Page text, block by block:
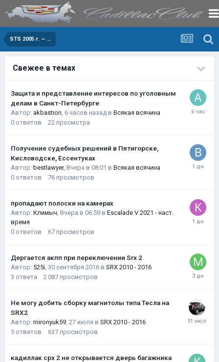
STS 2005 г. — …
Свежее в темах
Защита и представление интересов по уголовным
делам в Санкт-Петербурге
Автор: akbastion, 6 часов назад в Всякая всячина
0 ответов 22 просмотра
Получение судебных решений в Пятигорске,
Кисловодске, Ессентуках
Автор: bestlawyer, Вчера в 08:01 в Всякая всячина
0 ответов 76 просмотров
пропадают полоски на камерах
Автор: Климыч, Вчера в 06:59 в Escalade V 2021 - наст.
время
0 ответов 67 просмотров
Дергается акпп при переключении Srx 2
Автор: 525i, 30 сентября 2016 в SRX 2010 - 2016
3 ответа 2 087 просмотров
Не могу добить сборку магнитолы типа Тесла на
SRX2
Автор: mironyuk59, 27 июля в SRX 2010 - 2016
5 ответов 637 просмотров
кадиллак срх 2 не открывается дверь багажника